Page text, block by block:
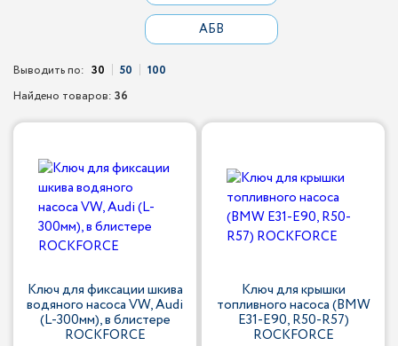
АБВ
Выводить по: 30 50
100
Найдено товаров: 36
Ключ для фиксации шкива
водяного насоса VW, Audi
(L-300мм), в блистере
ROCKFORCE
Ключ для крышки
топливного насоса (BMW
Е31-Е90, R50-R57)
ROCKFORCE